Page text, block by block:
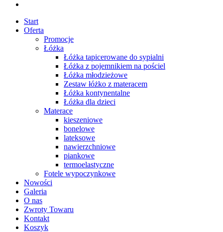
Start
Oferta
Promocje
Łóżka
Łóżka tapicerowane do sypialni
Łóżka z pojemnikiem na pościel
Łóżka młodzieżowe
Zestaw łóżko z materacem
Łóżka kontynentalne
Łóżka dla dzieci
Materace
kieszeniowe
bonelowe
lateksowe
nawierzchniowe
piankowe
termoelastyczne
Fotele wypoczynkowe
Nowości
Galeria
O nas
Zwroty Towaru
Kontakt
Koszyk